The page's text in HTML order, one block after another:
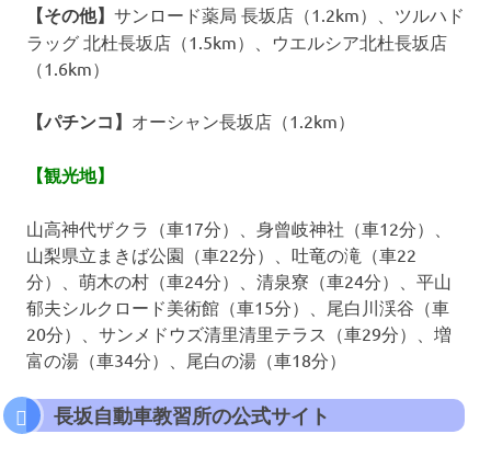
【その他】 サンロード薬局 長坂店（1.2km）、ツルハド
ラッグ 北杜長坂店（1.5km）、ウエルシア北杜長坂店
（1.6km）
【パチンコ】 オーシャン長坂店（1.2km）
【観光地】
山高神代ザクラ（車17分）、身曾岐神社（車12分）、
山梨県立まきば公園（車22分）、吐竜の滝（車22
分）、萌木の村（車24分）、清泉寮（車24分）、平山
郁夫シルクロード美術館（車15分）、尾白川渓谷（車
20分）、サンメドウズ清里清里テラス（車29分）、増
富の湯（車34分）、尾白の湯（車18分）
長坂自動車教習所の公式サイト